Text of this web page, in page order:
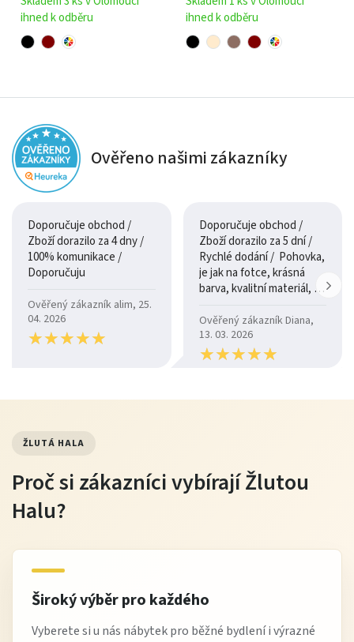
ihned k odběru
ihned k odběru
Ověřeno našimi zákazníky
Doporučuje obchod /
Zboží dorazilo za 4 dny /
100% komunikace /
Doporučuju
Ověřený zákazník alim, 25.
04. 2026
★★★★★
★★★★★
Doporučuje obchod /
Zboží dorazilo za 5 dní /
Rychlé dodání / Pohovka,
je jak na fotce, krásná
barva, kvalitní materiál, a
Ověřený zákazník Diana,
13. 03. 2026
★★★★★
★★★★★
ŽLUTÁ HALA
Proč si zákazníci vybírají Žlutou
Halu?
Široký výběr pro každého
Vyberete si u nás nábytek pro běžné bydlení i výrazné